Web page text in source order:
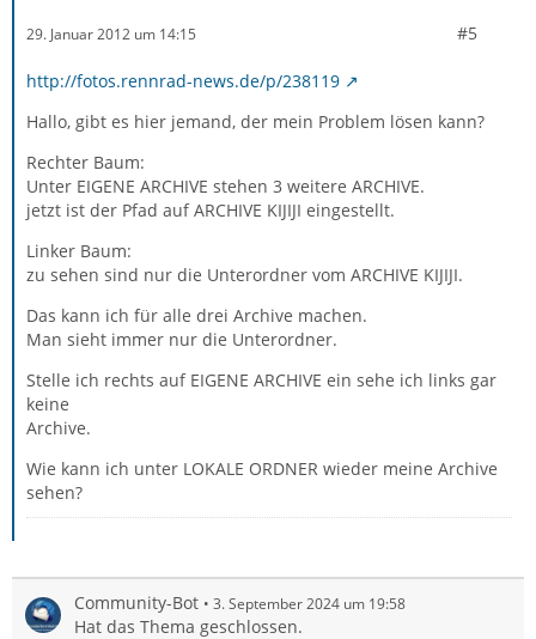
29. Januar 2012 um 14:15 #5
http://fotos.rennrad-news.de/p/238119
Hallo, gibt es hier jemand, der mein Problem lösen kann?
Rechter Baum:
Unter EIGENE ARCHIVE stehen 3 weitere ARCHIVE.
jetzt ist der Pfad auf ARCHIVE KIJIJI eingestellt.
Linker Baum:
zu sehen sind nur die Unterordner vom ARCHIVE KIJIJI.
Das kann ich für alle drei Archive machen.
Man sieht immer nur die Unterordner.
Stelle ich rechts auf EIGENE ARCHIVE ein sehe ich links gar
keine
Archive.
Wie kann ich unter LOKALE ORDNER wieder meine Archive
sehen?
Community-Bot 3. September 2024 um 19:58
Hat das Thema geschlossen.